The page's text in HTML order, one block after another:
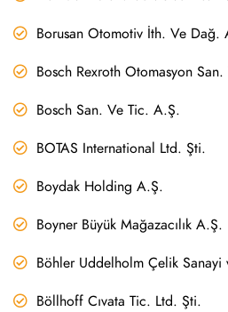
Borusan Otomotiv İth. Ve Dağ.
Bosch Rexroth Otomasyon
Bosch San. Ve Tic. A.Ş.
BOTAS International Ltd. Şti.
Boydak Holding A.Ş.
Boyner Büyük Mağazacılık A.Ş.
Böhler Uddelholm Çelik Sanayi
Böllhoff Cıvata Tic. Ltd. Şti.